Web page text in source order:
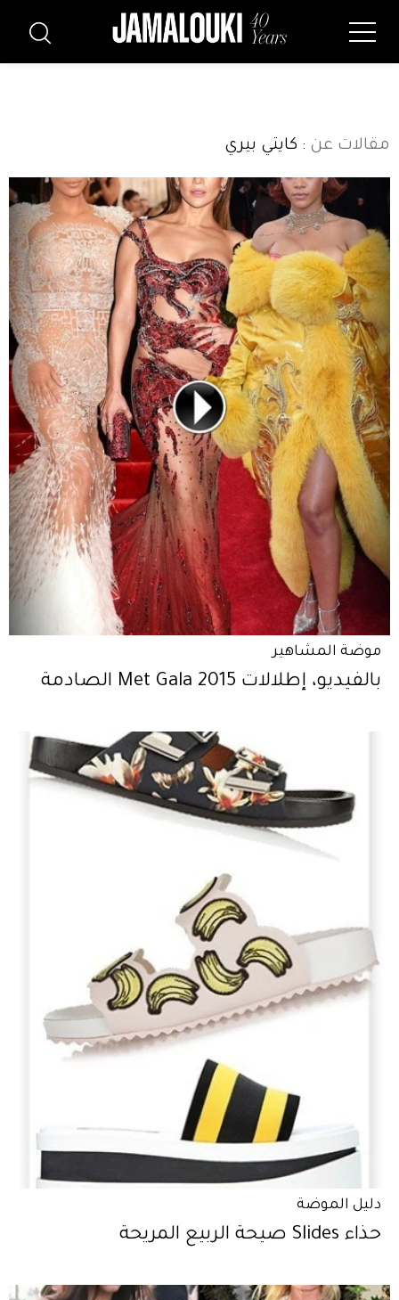
مقالات عن : كايتي بيري
موضة المشاهير
بالفيديو، إطلالات Met Gala 2015 الصادمة
دليل الموضة
حذاء Slides صيحة الربيع المريحة